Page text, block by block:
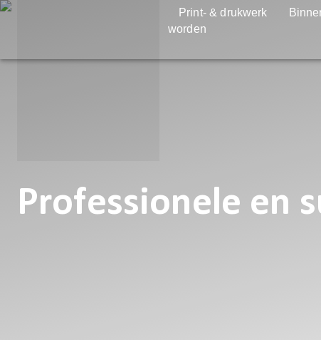
Print- & drukwerk
worden
Professionele en